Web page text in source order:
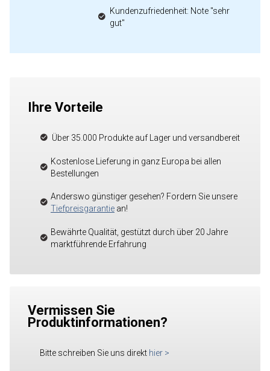
Kundenzufriedenheit: Note "sehr
gut"
Ihre Vorteile
Über 35.000 Produkte auf Lager und versandbereit
Kostenlose Lieferung in ganz Europa bei allen
Bestellungen
Anderswo günstiger gesehen? Fordern Sie unsere
Tiefpreisgarantie an!
Bewährte Qualität, gestützt durch über 20 Jahre
marktführende Erfahrung
Vermissen Sie
Produktinformationen?
Bitte schreiben Sie uns direkt hier >